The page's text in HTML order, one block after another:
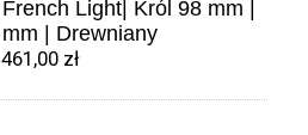
Light| Król 98 mm |
| Drewniany
461,00 zł